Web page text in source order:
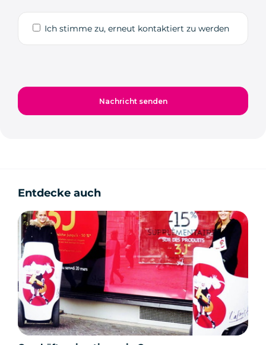
Ich stimme zu, erneut kontaktiert zu werden
Entdecke auch